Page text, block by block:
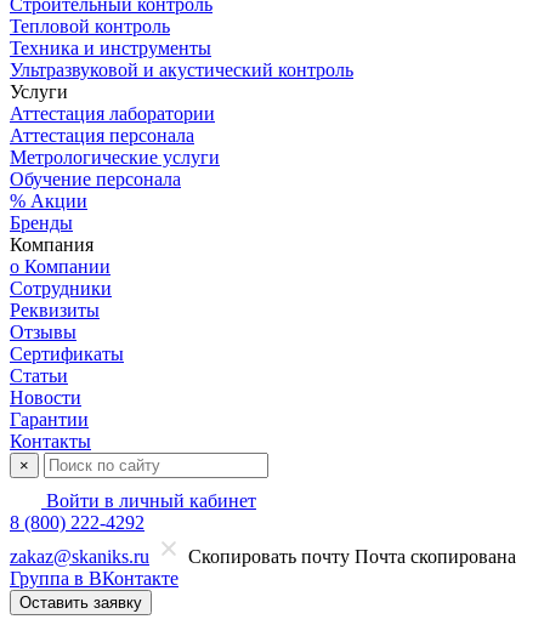
Строительный контроль
Тепловой контроль
Техника и инструменты
Ультразвуковой и акустический контроль
Услуги
Аттестация лаборатории
Аттестация персонала
Метрологические услуги
Обучение персонала
% Акции
Бренды
Компания
о Компании
Сотрудники
Реквизиты
Отзывы
Сертификаты
Статьи
Новости
Гарантии
Контакты
×
Войти в личный кабинет
8 (800) 222-4292
zakaz@skaniks.ru
Скопировать почту Почта скопирована
Группа в ВКонтакте
Оставить заявку